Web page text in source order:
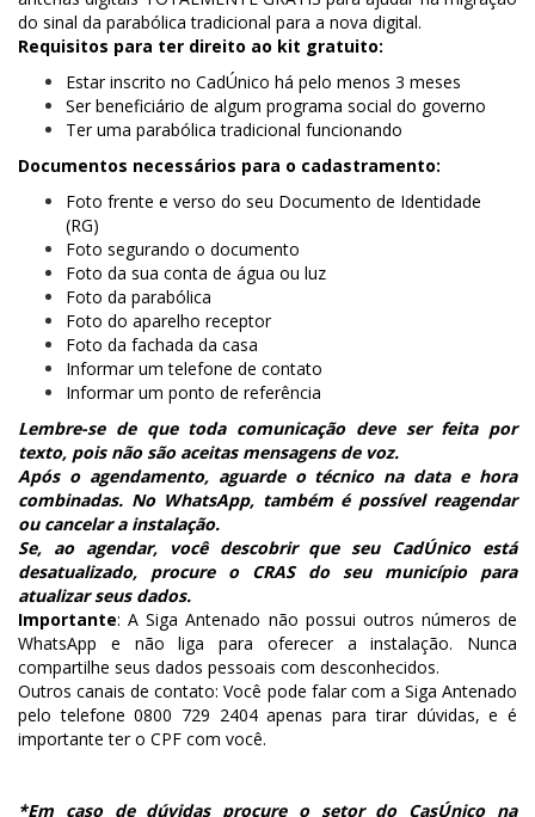
do sinal da parabólica tradicional para a nova digital.
Requisitos para ter direito ao kit gratuito:
Estar inscrito no CadÚnico há pelo menos 3 meses
Ser beneficiário de algum programa social do governo
Ter uma parabólica tradicional funcionando
Documentos necessários para o cadastramento:
Foto frente e verso do seu Documento de Identidade
(RG)
Foto segurando o documento
Foto da sua conta de água ou luz
Foto da parabólica
Foto do aparelho receptor
Foto da fachada da casa
Informar um telefone de contato
Informar um ponto de referência
Lembre-se de que toda comunicação deve ser feita por
texto, pois não são aceitas mensagens de voz.
Após o agendamento, aguarde o técnico na data e hora
combinadas. No WhatsApp, também é possível reagendar
ou cancelar a instalação.
Se, ao agendar, você descobrir que seu CadÚnico está
desatualizado, procure o CRAS do seu município para
atualizar seus dados.
Importante: A Siga Antenado não possui outros números de
WhatsApp e não liga para oferecer a instalação. Nunca
compartilhe seus dados pessoais com desconhecidos.
Outros canais de contato: Você pode falar com a Siga Antenado
pelo telefone 0800 729 2404 apenas para tirar dúvidas, e é
importante ter o CPF com você.
*Em caso de dúvidas procure o setor do CasÚnico na